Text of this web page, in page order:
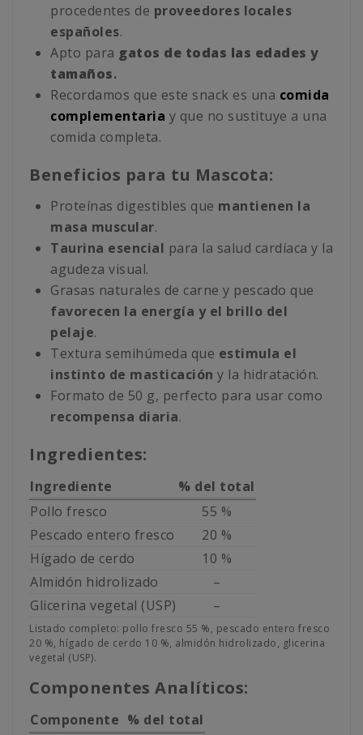
procedentes de proveedores locales
españoles.
Apto para gatos de todas las edades y
tamaños.
Recordamos que este snack es una comida
complementaria y que no sustituye a una
comida completa.
Beneficios para tu Mascota:
Proteínas digestibles que mantienen la
masa muscular.
Taurina esencial para la salud cardíaca y la
agudeza visual.
Grasas naturales de carne y pescado que
favorecen la energía y el brillo del
pelaje.
Textura semihúmeda que estimula el
instinto de masticación y la hidratación.
Formato de 50 g, perfecto para usar como
recompensa diaria.
Ingredientes:
Ingrediente
% del total
Pollo fresco
55 %
Pescado entero fresco
20 %
Hígado de cerdo
10 %
Almidón hidrolizado
–
Glicerina vegetal (USP)
–
Listado completo: pollo fresco 55 %, pescado entero fresco
20 %, hígado de cerdo 10 %, almidón hidrolizado, glicerina
vegetal (USP).
Componentes Analíticos:
Componente % del total